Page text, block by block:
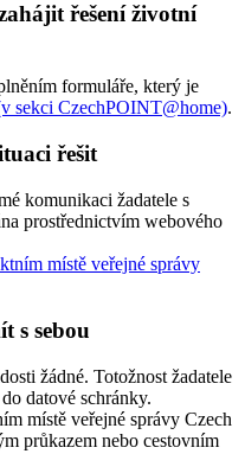
řešení životní
formuláře, který je
sekci CzechPOINT@home).
řešit
komunikaci žadatele s
prostřednictvím webového
místě veřejné správy
s sebou
žádné. Totožnost žadatele
datové schránky.
místě veřejné správy Czech
průkazem nebo cestovním